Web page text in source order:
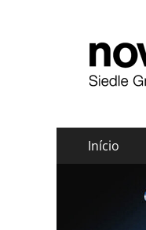
Menu
principal
Pular
para
Início